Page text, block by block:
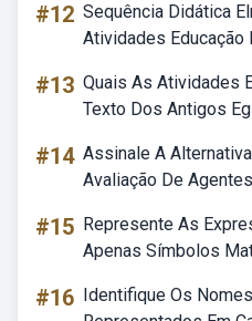
#12 Sequência Didática
Atividades Educação
#13 Quais As Atividades
Texto Dos Antigos
#14 Assinale A
Avaliação De
#15 Represente As
Apenas Símbolos
#16 Identifique Os